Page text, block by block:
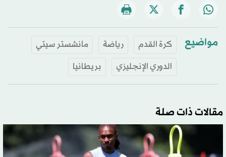
مواضيع كرة القدم رياضة
مانشستر سيتي
الدوري الإنجليزي
بريطانيا
مقالات ذات صلة